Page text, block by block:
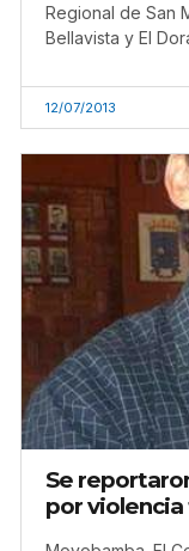
Regional de San
Bellavista y El
12/07/2013
Se
por violencia